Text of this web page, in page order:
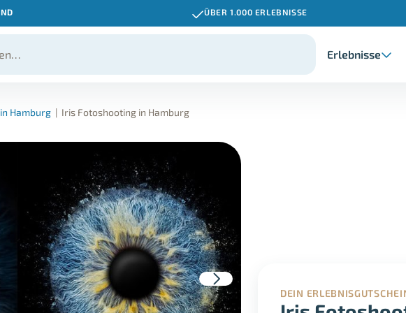
ÜBER 1.000 ERLEBNISSE
Erlebnisse
Hamburg | Iris Fotoshooting in Hamburg
DEIN